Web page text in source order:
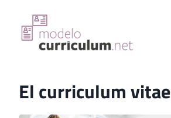
contenido
El curriculum vitae